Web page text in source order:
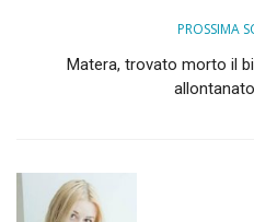
PROSSIMA
Matera, trovato morto il